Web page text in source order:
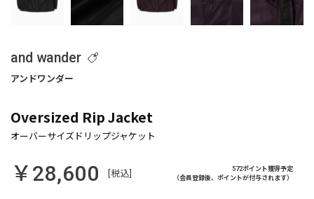
and wander
Oversized Rip Jacket
￥28,600 [税込]
572ポイント獲得予定
（会員登録後、ポイントが付与されます）